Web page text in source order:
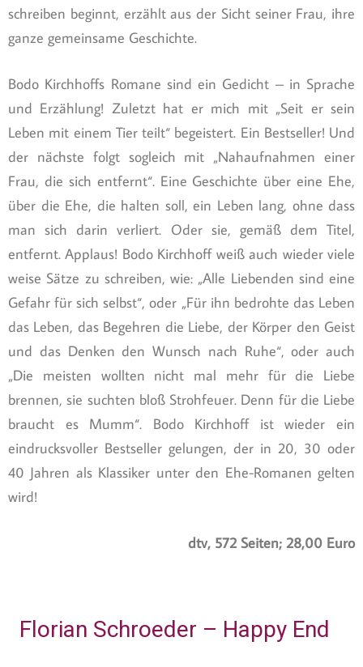
schreiben beginnt, erzählt aus der Sicht seiner Frau, ihre
ganze gemeinsame Geschichte.
Bodo Kirchhoffs Romane sind ein Gedicht – in Sprache
und Erzählung! Zuletzt hat er mich mit „Seit er sein
Leben mit einem Tier teilt“ begeistert. Ein Bestseller! Und
der nächste folgt sogleich mit „Nahaufnahmen einer
Frau, die sich entfernt“. Eine Geschichte über eine Ehe,
über die Ehe, die halten soll, ein Leben lang, ohne dass
man sich darin verliert. Oder sie, gemäß dem Titel,
entfernt. Applaus! Bodo Kirchhoff weiß auch wieder viele
weise Sätze zu schreiben, wie: „Alle Liebenden sind eine
Gefahr für sich selbst“, oder „Für ihn bedrohte das Leben
das Leben, das Begehren die Liebe, der Körper den Geist
und das Denken den Wunsch nach Ruhe“, oder auch
„Die meisten wollten nicht mal mehr für die Liebe
brennen, sie suchten bloß Strohfeuer. Denn für die Liebe
braucht es Mumm“. Bodo Kirchhoff ist wieder ein
eindrucksvoller Bestseller gelungen, der in 20, 30 oder
40 Jahren als Klassiker unter den Ehe-Romanen gelten
wird!
dtv, 572 Seiten; 28,00 Euro
Florian Schroeder – Happy End